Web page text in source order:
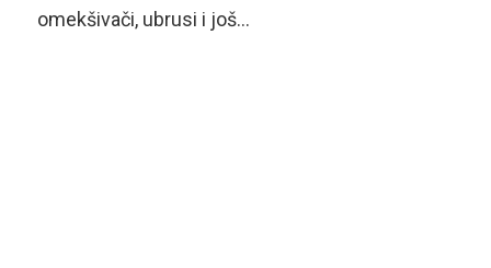
omekšivači, ubrusi i još…